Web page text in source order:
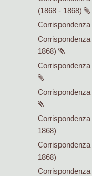
(1868 - 1868)
Corrispondenza
Corrispondenza
1868)
Corrispondenza
Corrispondenza
Corrispondenza
1868)
Corrispondenza
1868)
Corrispondenza